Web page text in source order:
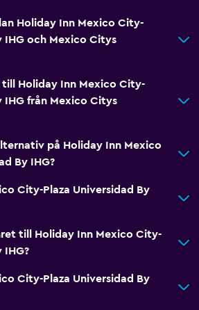
Holiday Inn Mexico City-
IHG och Mexico Citys
till Holiday Inn Mexico City-
IHG från Mexico Citys
på Holiday Inn Mexico
By IHG?
City-Plaza Universidad By
till Holiday Inn Mexico City-
IHG?
City-Plaza Universidad By